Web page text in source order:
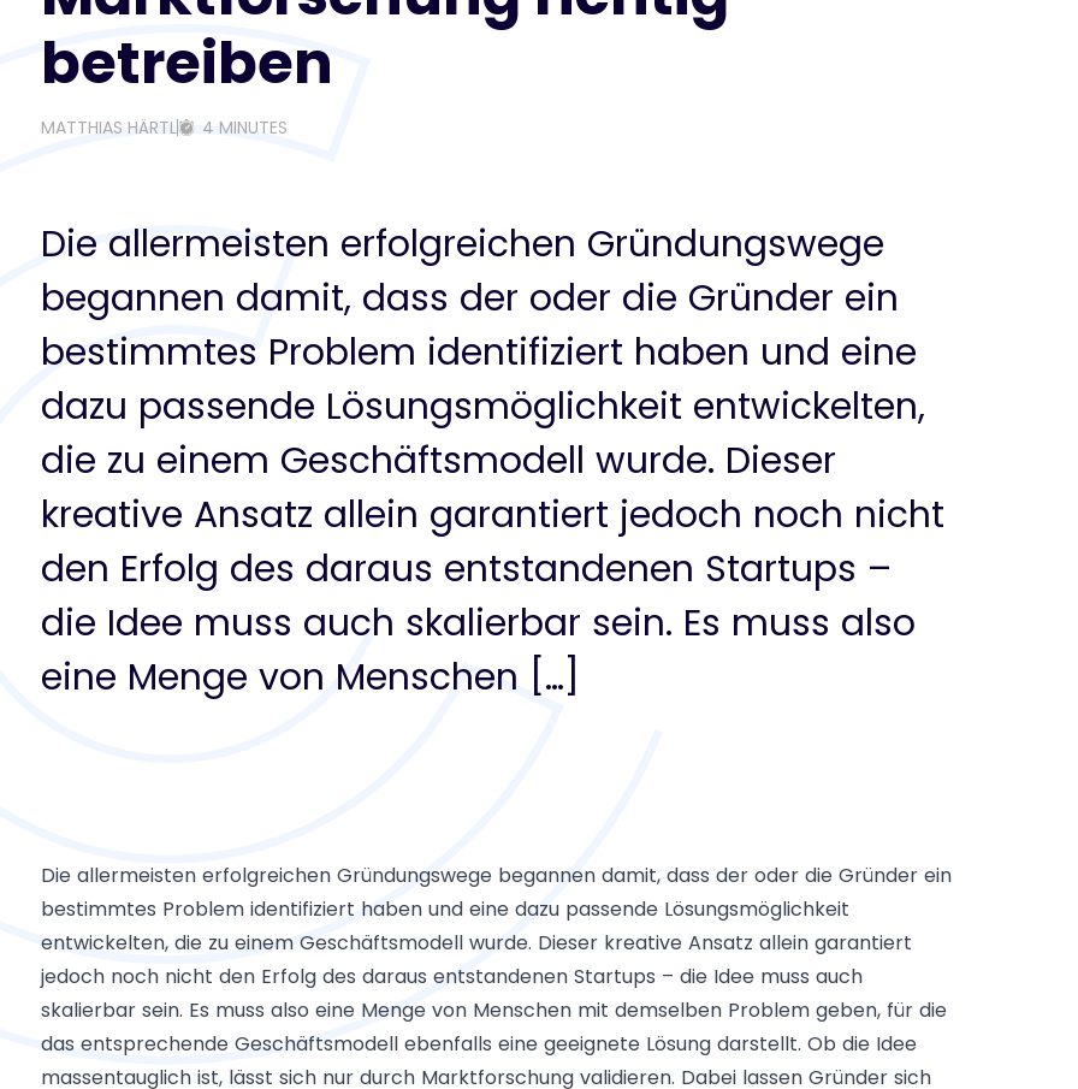
betreiben
MATTHIAS HÄRTL 4 MINUTES
Die allermeisten erfolgreichen Gründungswege
begannen damit, dass der oder die Gründer ein
bestimmtes Problem identifiziert haben und eine
dazu passende Lösungsmöglichkeit entwickelten,
die zu einem Geschäftsmodell wurde. Dieser
kreative Ansatz allein garantiert jedoch noch nicht
den Erfolg des daraus entstandenen Startups –
die Idee muss auch skalierbar sein. Es muss also
eine Menge von Menschen […]
Die allermeisten erfolgreichen Gründungswege begannen damit, dass der oder die Gründer ein
bestimmtes Problem identifiziert haben und eine dazu passende Lösungsmöglichkeit
entwickelten, die zu einem Geschäftsmodell wurde. Dieser kreative Ansatz allein garantiert
jedoch noch nicht den Erfolg des daraus entstandenen Startups – die Idee muss auch
skalierbar sein. Es muss also eine Menge von Menschen mit demselben Problem geben, für die
das entsprechende Geschäftsmodell ebenfalls eine geeignete Lösung darstellt. Ob die Idee
massentauglich ist, lässt sich nur durch Marktforschung validieren. Dabei lassen Gründer sich